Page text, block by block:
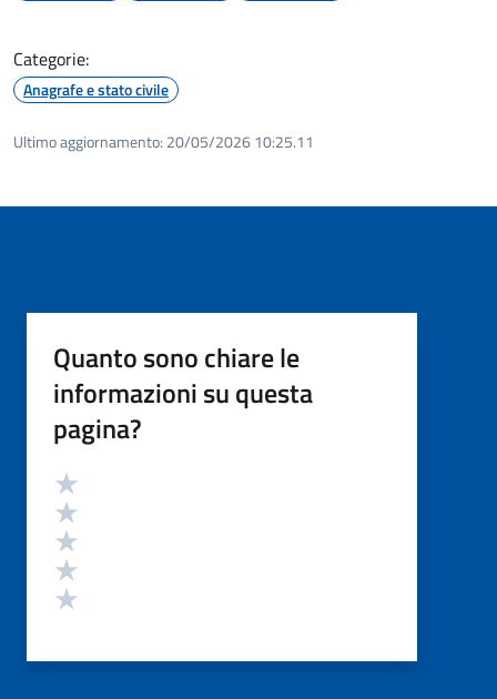
Categorie:
Anagrafe e stato civile
Ultimo aggiornamento: 20/05/2026 10:25.11
Quanto sono chiare le
informazioni su questa
pagina?
Valutazione